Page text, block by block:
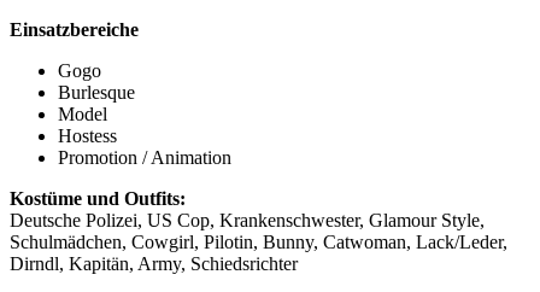
Einsatzbereiche
Gogo
Burlesque
Model
Hostess
Promotion / Animation
Kostüme und Outfits:
Deutsche Polizei, US Cop, Krankenschwester, Glamour Style,
Schulmädchen, Cowgirl, Pilotin, Bunny, Catwoman, Lack/Leder,
Dirndl, Kapitän, Army, Schiedsrichter